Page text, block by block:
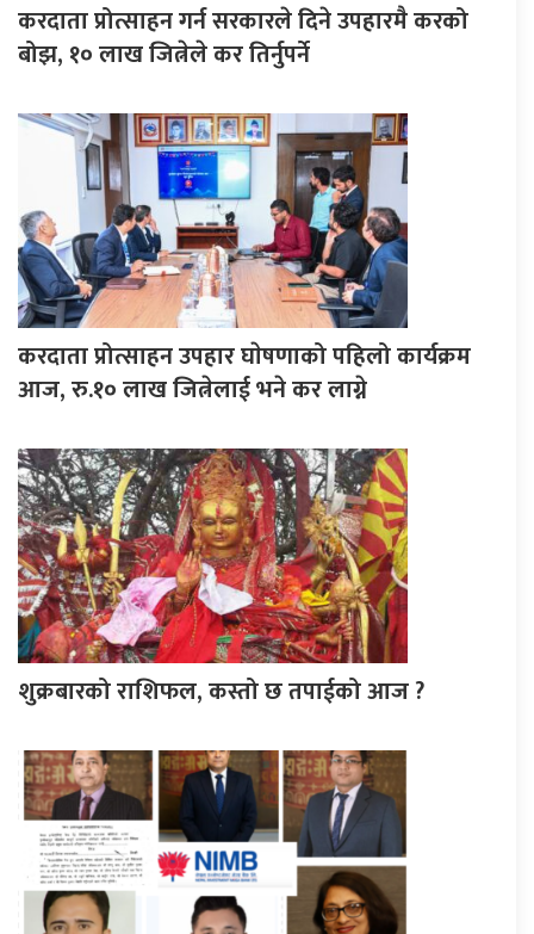
करदाता प्रोत्साहन गर्न सरकारले दिने उपहारमै करको
बोझ, १० लाख जित्नेले कर तिर्नुपर्ने
करदाता प्रोत्साहन उपहार घाेषणाको पहिलो कार्यक्रम
आज, रु.१० लाख जित्नेलाई भने कर लाग्ने
शुक्रबारको राशिफल, कस्तो छ तपाईको आज ?